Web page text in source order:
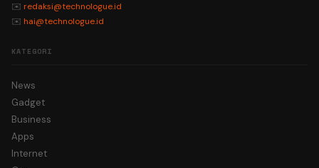
✉️ redaksi@technologue.id
✉️ hai@technologue.id
KATEGORI
News
Gadget
Business
Apps
Internet